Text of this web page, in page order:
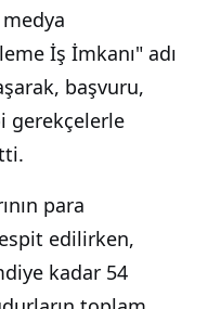
İş İmkanı" adı
başvuru,
gerekçelerle
para
edilirken,
kadar 54